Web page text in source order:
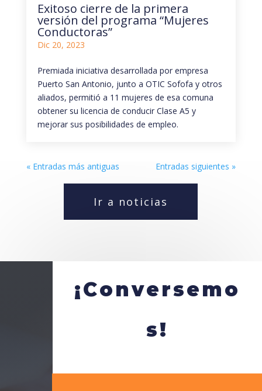
Exitoso cierre de la primera
versión del programa “Mujeres
Conductoras”
Dic 20, 2023
Premiada iniciativa desarrollada por empresa
Puerto San Antonio, junto a OTIC Sofofa y otros
aliados, permitió a 11 mujeres de esa comuna
obtener su licencia de conducir Clase A5 y
mejorar sus posibilidades de empleo.
« Entradas más antiguas Entradas siguientes »
Ir a noticias
¡Conversemo
s!